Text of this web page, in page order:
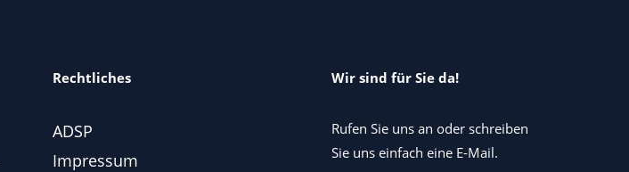
Rechtliches
ADSP
Impressum
Wir sind für Sie da!
Rufen Sie uns an oder schreiben
Sie uns einfach eine E-Mail.